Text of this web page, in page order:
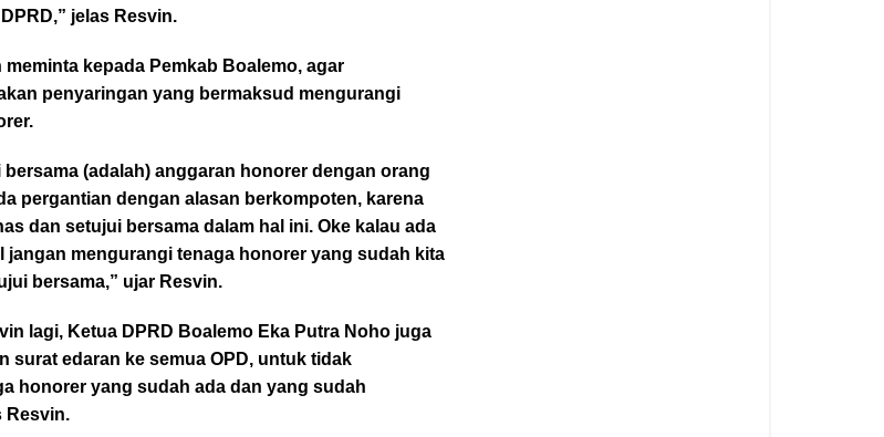
jelas Resvin.
kepada Pemkab Boalemo, agar
penyaringan yang bermaksud mengurangi
bersama (adalah) anggaran honorer dengan orang
pergantian dengan alasan berkompoten, karena
dan setujui bersama dalam hal ini. Oke kalau ada
jangan mengurangi tenaga honorer yang sudah kita
bersama,” ujar Resvin.
lagi, Ketua DPRD Boalemo Eka Putra Noho juga
surat edaran ke semua OPD, untuk tidak
honorer yang sudah ada dan yang sudah
Resvin.